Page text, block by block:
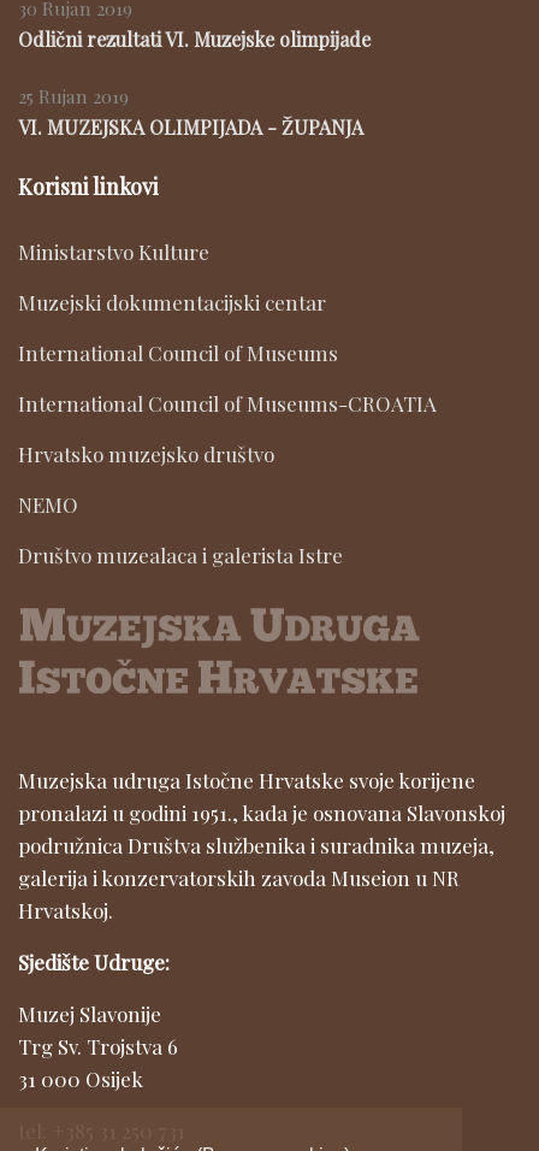
30 Rujan 2019
Odlični rezultati VI. Muzejske olimpijade
25 Rujan 2019
VI. MUZEJSKA OLIMPIJADA - ŽUPANJA
Korisni linkovi
Ministarstvo Kulture
Muzejski dokumentacijski centar
International Council of Museums
International Council of Museums-CROATIA
Hrvatsko muzejsko društvo
NEMO
Društvo muzealaca i galerista Istre
Muzejska udruga Istočne Hrvatske svoje korijene
pronalazi u godini 1951., kada je osnovana Slavonskoj
podružnica Društva službenika i suradnika muzeja,
galerija i konzervatorskih zavoda Museion u NR
Hrvatskoj.
Sjedište Udruge:
Muzej Slavonije
Trg Sv. Trojstva 6
31 000 Osijek